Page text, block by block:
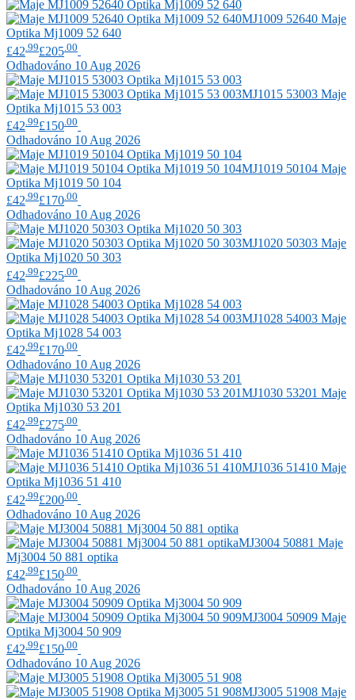
MJ1009 52640 Maje
Optika Mj1009 52 640
£42 .99£205 .00
Odhadováno 10 Aug 2026
MJ1015 53003 Maje
Optika Mj1015 53 003
£42 .99£150 .00
Odhadováno 10 Aug 2026
MJ1019 50104 Maje
Optika Mj1019 50 104
£42.99£170.00
Odhadováno 10 Aug 2026
MJ1020 50303 Maje
Optika Mj1020 50 303
£42 .99£225 .00
Odhadováno 10 Aug 2026
MJ1028 54003 Maje
Optika Mj1028 54 003
£42 .99£170 .00
Odhadováno 10 Aug 2026
MJ1030 53201 Maje
Optika Mj1030 53 201
£42.99£275.00
Odhadováno 10 Aug 2026
MJ1036 51410 Maje
Optika Mj1036 51 410
£42 .99£200 .00
Odhadováno 10 Aug 2026
MJ3004 50881 Maje
Mj3004 50 881 optika
£42 .99£150 .00
Odhadováno 10 Aug 2026
MJ3004 50909 Maje
Optika Mj3004 50 909
£42.99£150.00
Odhadováno 10 Aug 2026
MJ3005 51908 Maje